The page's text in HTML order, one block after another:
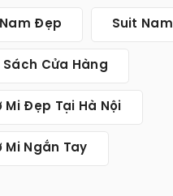
Đẹp Suit Nam
Sách Cửa Hàng
Mi Đẹp Tại Hà Nội
Mi Ngắn Tay